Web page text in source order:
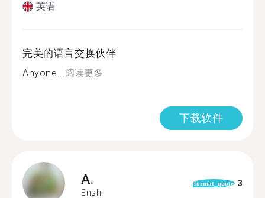
英语
完美的语言交换伙伴
Anyone...阅读更多
下载软件
A.
Enshi
format_quote 3